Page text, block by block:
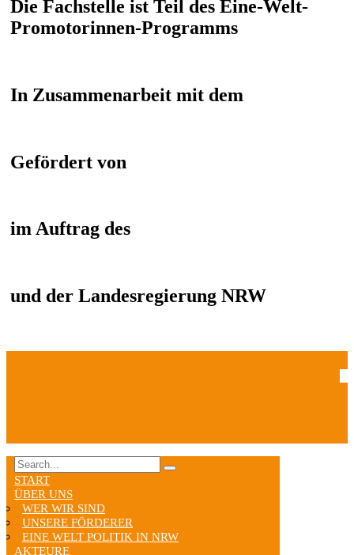
Die Fachstelle ist Teil des Eine-Welt-
Promotorinnen-Programms
In Zusammenarbeit mit dem
Gefördert von
im Auftrag des
und der Landesregierung NRW
START
ÜBER UNS
WER WIR SIND
UNSERE FÖRDERER
EINE WELT POLITIK IN NRW
AKTEURE